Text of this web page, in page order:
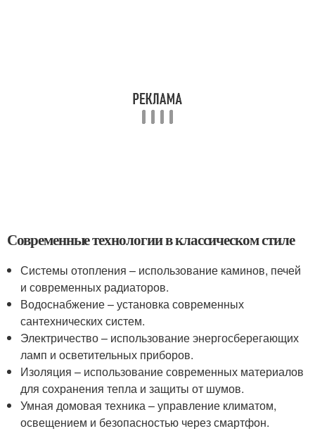
Современные технологии в классическом стиле
Системы отопления – использование каминов, печей
и современных радиаторов.
Водоснабжение – установка современных
сантехнических систем.
Электричество – использование энергосберегающих
ламп и осветительных приборов.
Изоляция – использование современных материалов
для сохранения тепла и защиты от шумов.
Умная домовая техника – управление климатом,
освещением и безопасностью через смартфон.